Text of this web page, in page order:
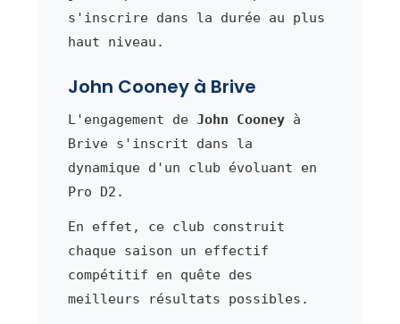
s'inscrire dans la durée au plus
haut niveau.
John Cooney à Brive
L'engagement de John Cooneyà
Brive s'inscrit dans la
dynamique d'un club évoluant en
Pro D2.
En effet, ce club construit
chaque saison un effectif
compétitif en quête des
meilleurs résultats possibles.